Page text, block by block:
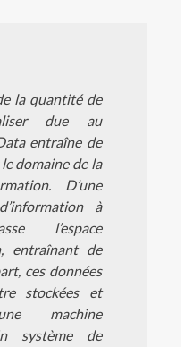
la quantité de
due au
entraîne de
domaine de la
D’une
à
l’espace
entraînant de
ces données
stockées et
machine
système de